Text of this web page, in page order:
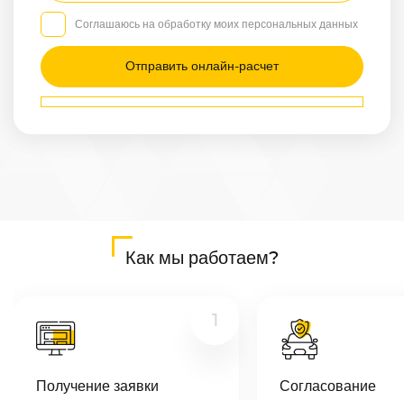
Грузовой
Другое
Транспортное
средство
Седан
/
Маршрут
Асбест —
менеджер-
Соглашаюсь на обработку моих персональных данных
Как мы работаем?
1
Получение заявки Согласование